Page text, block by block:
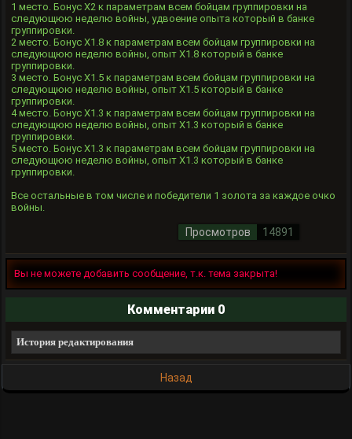
1 место. Бонус X2 к параметрам всем бойцам группировки на
следующюю неделю войны, удвоение опыта который в банке
группировки.
2 место. Бонус X1.8 к параметрам всем бойцам группировки на
следующюю неделю войны, опыт Х1.8 который в банке
группировки.
3 место. Бонус X1.5 к параметрам всем бойцам группировки на
следующюю неделю войны, опыт Х1.5 который в банке
группировки.
4 место. Бонус X1.3 к параметрам всем бойцам группировки на
следующюю неделю войны, опыт Х1.3 который в банке
группировки.
5 место. Бонус X1.3 к параметрам всем бойцам группировки на
следующюю неделю войны, опыт Х1.3 который в банке
группировки.
Все остальные в том числе и победители 1 золота за каждое очко
войны.
Просмотров 14891
Вы не можете добавить сообщение, т.к. тема закрыта!
Комментарии 0
История редактирования
Назад